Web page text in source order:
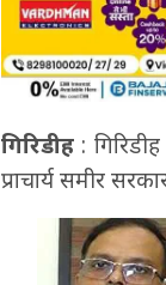
गिरिडीह :
प्राचार्य समीर